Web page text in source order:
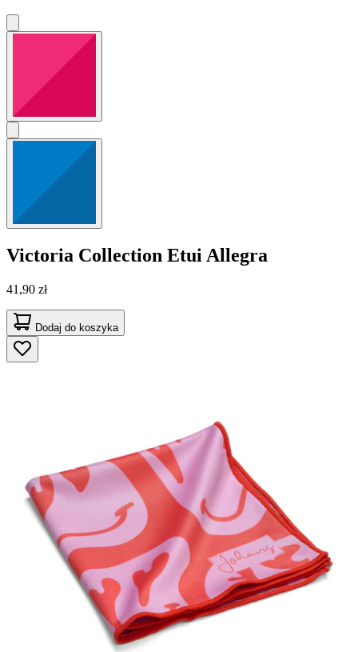
Victoria Collection Etui Allegra
41,90 zł
Dodaj do koszyka